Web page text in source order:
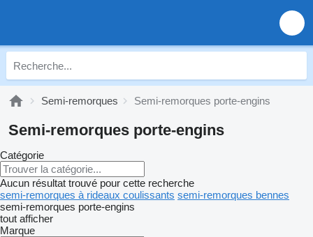
Semi-remorques Semi-remorques porte-engins
Semi-remorques porte-engins
Catégorie
Aucun résultat trouvé pour cette recherche
semi-remorques à rideaux coulissants semi-remorques bennes
semi-remorques porte-engins
tout afficher
Marque